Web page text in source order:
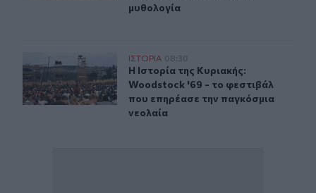
μυθολογία
Η Ιστορία της Κυριακής: Woodstock '69 - το φεστιβάλ
ΙΣΤΟΡΙΑ 08:30
Η Ιστορία της Κυριακής:
Η Ιστορία της Κυριακής:
Woodstock '69 - το φεστιβάλ
που επηρέασε την παγκόσμια
νεολαία